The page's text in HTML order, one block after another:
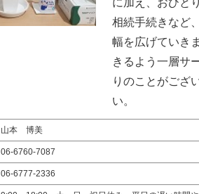
に加え、おひと
相続手続きなど
幅を広げていき
きるよう一層サ
りのことがござ
い。
山本 博美
06-6760-7087
06-6777-2336